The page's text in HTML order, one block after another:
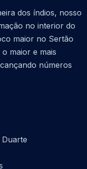
dos índios, nosso
no interior do
maior no Sertão
maior e mais
números